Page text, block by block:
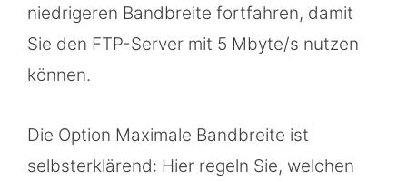
niedrigeren Bandbreite fortfahren, damit
Sie den FTP-Server mit 5 Mbyte/s nutzen
können.
Die Option Maximale Bandbreite ist
selbsterklärend: Hier regeln Sie, welchen